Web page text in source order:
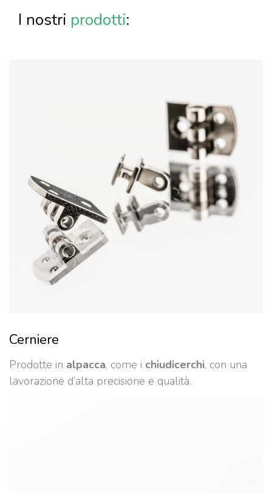
I nostri prodotti:
Cerniere
Prodotte in alpacca, come i chiudicerchi, con una
lavorazione d’alta precisione e qualità.